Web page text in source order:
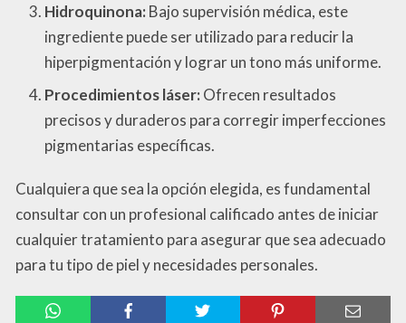
Hidroquinona: Bajo supervisión médica, este
ingrediente puede ser utilizado para reducir la
hiperpigmentación y lograr un tono más uniforme.
Procedimientos láser: Ofrecen resultados
precisos y duraderos para corregir imperfecciones
pigmentarias específicas.
Cualquiera que sea la opción elegida, es fundamental
consultar con un profesional calificado antes de iniciar
cualquier tratamiento para asegurar que sea adecuado
para tu tipo de piel y necesidades personales.